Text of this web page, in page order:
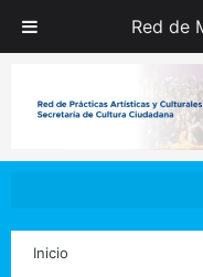
Red de
Inicio